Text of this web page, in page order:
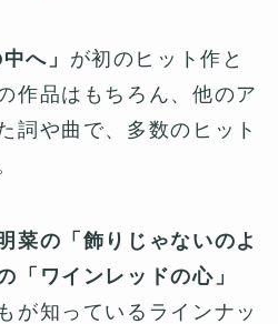
へ」 が初のヒット作と
作品はもちろん、他のア
詞や曲で、多数のヒット
菜の「飾りじゃないのよ
「ワインレッドの心」
が知っているラインナッ